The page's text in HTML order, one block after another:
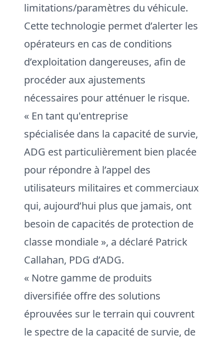
limitations/paramètres du véhicule.
Cette technologie permet d’alerter les
opérateurs en cas de conditions
d’exploitation dangereuses, afin de
procéder aux ajustements
nécessaires pour atténuer le risque.
« En tant qu'entreprise
spécialisée dans la capacité de survie,
ADG est particulièrement bien placée
pour répondre à l’appel des
utilisateurs militaires et commerciaux
qui, aujourd’hui plus que jamais, ont
besoin de capacités de protection de
classe mondiale », a déclaré Patrick
Callahan, PDG d’ADG.
« Notre gamme de produits
diversifiée offre des solutions
éprouvées sur le terrain qui couvrent
le spectre de la capacité de survie, de